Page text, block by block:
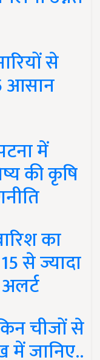
से
आसान
में
की कृषि
का
से ज्यादा
चीजों से
जानिए..